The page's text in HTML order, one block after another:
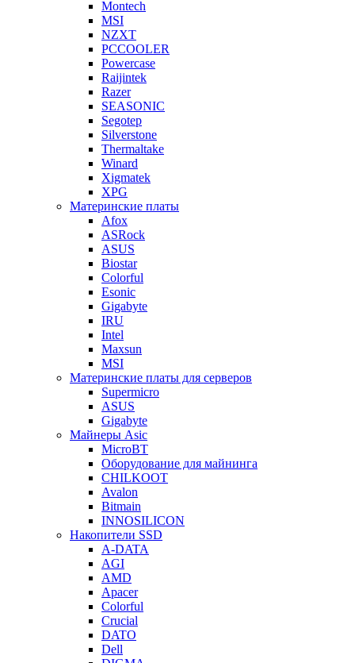
Montech
MSI
NZXT
PCCOOLER
Powercase
Raijintek
Razer
SEASONIC
Segotep
Silverstone
Thermaltake
Winard
Xigmatek
XPG
Материнские платы
Afox
ASRock
ASUS
Biostar
Colorful
Esonic
Gigabyte
IRU
Intel
Maxsun
MSI
Материнские платы для серверов
Supermicro
ASUS
Gigabyte
Майнеры Asic
MicroBT
Оборудование для майнинга
CHILKOOT
Avalon
Bitmain
INNOSILICON
Накопители SSD
A-DATA
AGI
AMD
Apacer
Colorful
Crucial
DATO
Dell